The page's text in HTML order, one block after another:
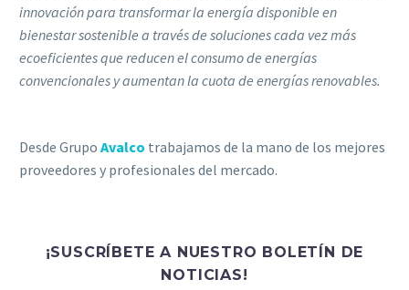
innovación para transformar la energía disponible en
bienestar sostenible a través de soluciones cada vez más
ecoeficientes que reducen el consumo de energías
convencionales y aumentan la cuota de energías renovables.
Desde Grupo Avalco trabajamos de la mano de los mejores
proveedores y profesionales del mercado.
¡SUSCRÍBETE A NUESTRO BOLETÍN DE
NOTICIAS!